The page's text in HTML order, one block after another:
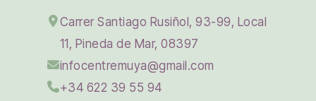
Carrer Santiago Rusiñol, 93-99, Local
11, Pineda de Mar, 08397
infocentremuya@gmail.com
+34 622 39 55 94